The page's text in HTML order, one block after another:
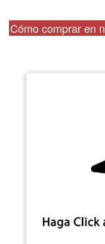
Cómo comprar en